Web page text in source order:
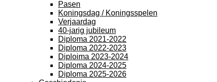
Pasen
Koningsdag / Koningsspelen
Verjaardag
40-jarig jubileum
Diploma 2021-2022
Diploma 2022-2023
Diploima 2023-2024
Diploma 2024-2025
Diploma 2025-2026